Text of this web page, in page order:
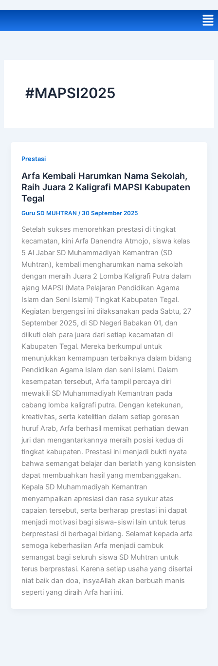
#MAPSI2025
Prestasi
Arfa Kembali Harumkan Nama Sekolah,
Raih Juara 2 Kaligrafi MAPSI Kabupaten
Tegal
Guru SD MUHTRAN/30 September 2025
Setelah sukses menorehkan prestasi di tingkat
kecamatan, kini Arfa Danendra Atmojo, siswa kelas
5 Al Jabar SD Muhammadiyah Kemantran (SD
Muhtran), kembali mengharumkan nama sekolah
dengan meraih Juara 2 Lomba Kaligrafi Putra dalam
ajang MAPSI (Mata Pelajaran Pendidikan Agama
Islam dan Seni Islami) Tingkat Kabupaten Tegal.
Kegiatan bergengsi ini dilaksanakan pada Sabtu, 27
September 2025, di SD Negeri Babakan 01, dan
diikuti oleh para juara dari setiap kecamatan di
Kabupaten Tegal. Mereka berkumpul untuk
menunjukkan kemampuan terbaiknya dalam bidang
Pendidikan Agama Islam dan seni Islami. Dalam
kesempatan tersebut, Arfa tampil percaya diri
mewakili SD Muhammadiyah Kemantran pada
cabang lomba kaligrafi putra. Dengan ketekunan,
kreativitas, serta ketelitian dalam setiap goresan
huruf Arab, Arfa berhasil memikat perhatian dewan
juri dan mengantarkannya meraih posisi kedua di
tingkat kabupaten. Prestasi ini menjadi bukti nyata
bahwa semangat belajar dan berlatih yang konsisten
dapat membuahkan hasil yang membanggakan.
Kepala SD Muhammadiyah Kemantran
menyampaikan apresiasi dan rasa syukur atas
capaian tersebut, serta berharap prestasi ini dapat
menjadi motivasi bagi siswa-siswi lain untuk terus
berprestasi di berbagai bidang. Selamat kepada arfa
semoga keberhasilan Arfa menjadi cambuk
semangat bagi seluruh siswa SD Muhtran untuk
terus berprestasi. Karena setiap usaha yang disertai
niat baik dan doa, insyaAllah akan berbuah manis
seperti yang diraih Arfa hari ini.